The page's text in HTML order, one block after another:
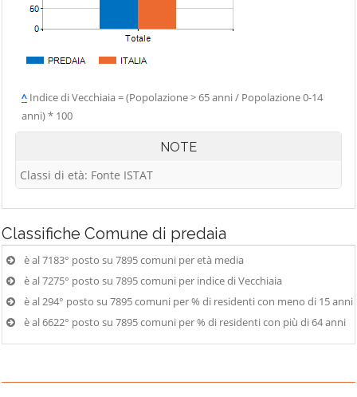
^ Indice di Vecchiaia = (Popolazione > 65 anni / Popolazione 0-14
anni) * 100
NOTE
Classi di età: Fonte ISTAT
Classifiche Comune di predaia
è al 7183° posto su 7895 comuni per età media
è al 7275° posto su 7895 comuni per indice di Vecchiaia
è al 294° posto su 7895 comuni per % di residenti con meno di 15 anni
è al 6622° posto su 7895 comuni per % di residenti con più di 64 anni